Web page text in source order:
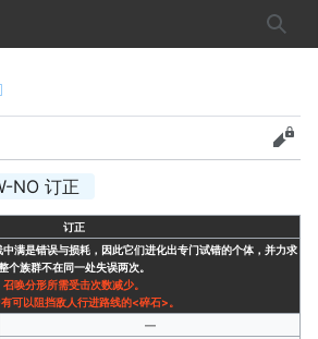
搜索
查看
NO 订正
订正
满是错误与损耗，因此它们进化出专门试错的个体，并力求
个族群不在同一处失误两次。
召唤分形所需受击次数减少。
可以阻挡敌人行进路线的<碎石>。
—